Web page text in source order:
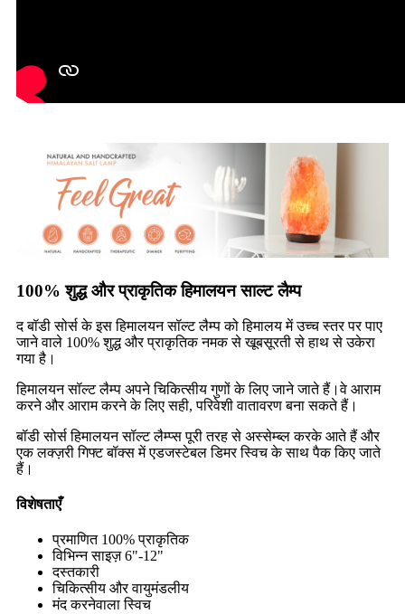
100% शुद्ध और प्राकृतिक हिमालयन साल्ट लैम्प
द बॉडी सोर्स के इस हिमालयन सॉल्ट लैम्प को हिमालय में उच्च स्तर पर पाए
जाने वाले 100% शुद्ध और प्राकृतिक नमक से खूबसूरती से हाथ से उकेरा
गया है।
हिमालयन सॉल्ट लैम्प अपने चिकित्सीय गुणों के लिए जाने जाते हैं।वे आराम
करने और आराम करने के लिए सही, परिवेशी वातावरण बना सकते हैं।
बॉडी सोर्स हिमालयन सॉल्ट लैम्प्स पूरी तरह से अस्सेम्ब्ल करके आते हैं और
एक लक्ज़री गिफ्ट बॉक्स में एडजस्टेबल डिमर स्विच के साथ पैक किए जाते
हैं।
विशेषताएँ
प्रमाणित 100% प्राकृतिक
विभिन्न साइज़ 6"-12"
दस्तकारी
चिकित्सीय और वायुमंडलीय
मंद करनेवाला स्विच